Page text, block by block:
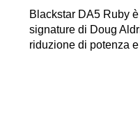
Blackstar DA5 Ruby
signature di Doug
riduzione di potenza